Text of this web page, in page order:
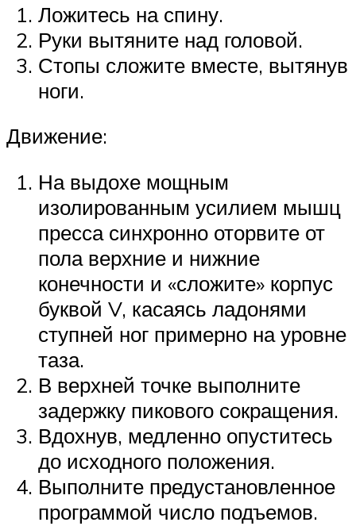
Ложитесь на спину.
Руки вытяните над головой.
Стопы сложите вместе, вытянув
ноги.
Движение:
На выдохе мощным
изолированным усилием мышц
пресса синхронно оторвите от
пола верхние и нижние
конечности и «сложите» корпус
буквой V, касаясь ладонями
ступней ног примерно на уровне
таза.
В верхней точке выполните
задержку пикового сокращения.
Вдохнув, медленно опуститесь
до исходного положения.
Выполните предустановленное
программой число подъемов.